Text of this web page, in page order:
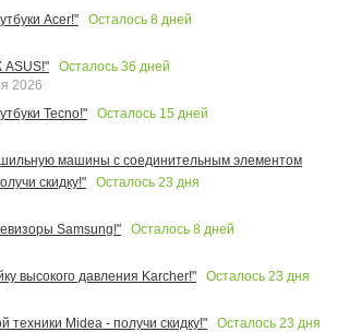
Acer!"
Осталось 8 дней
Осталось 36 дней
2026
Tecno!"
Осталось 15 дней
машины с соединительным элементом
скидку!"
Осталось 23 дня
Samsung!"
Осталось 8 дней
высокого давления Karcher!"
Осталось 23 дня
техники Midea - получи скидку!"
Осталось 23 дня